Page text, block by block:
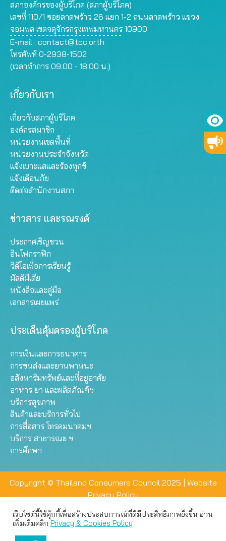
สภาองค์กรของผู้บริโภค (สภาผู้บริโภค)
เลขที่ 110/1 ซอยลาดพร้าว 26 แยก 1-2 ถนนลาดพร้าว แขวง
จอมพล เขตจตุจักรกรุงเทพมหานคร 10900
E-mail : contact@tcc.or.th
โทรศัพท์ 0-2938-1502
(เวลาทำการ 09.00 - 18.00 น.)
เกี่ยวกับเรา
เกี่ยวกับสภาผู้บริโภค
องค์กรสมาชิก
หน่วยงานเขตพื้นที่
หน่วยงานประจำจังหวัด
แจ้งเบาะแสและร้องทุกข์
แจ้งเตือนภัย
ติดต่อสำนักงานสภา
ข่าวสาร และรณรงค์
ประกาศเชิญชวน
อินโฟกราฟิก
วิดีโอเพื่อการเรียนรู้
มัลติมีเดีย
หนังสือและคู่มือ
เอกสารเผยแพร่
ประเด็นคุ้มครองผู้บริโภค
การเงินและการธนาคาร
การขนส่งและยานพาหนะ
อสังหาริมทรัพย์และที่อยู่อาศัย
อาหาร ยา และผลิตภัณฑ์ฯ
บริการสุขภาพ
สินค้าและบริการทั่วไป
การสื่อสาร โทรคมนาคมฯ
บริการ สาธารณะ ฯ
การศึกษา
Copyright © Thailand Consumers Council 2025 | Website
Privacy Policy
เว็บไซต์นี้ใช้คุ้กกี้เพื่อสร้างประสบการณ์ที่ดีมีประสิทธิภาพยิ่งขึ้น อ่าน
เพิ่มเติมคลิกPrivacy & Cookies Policy
เว็บไซต์นี้ใช้คุกกี้เพื่อมอบประสบการณ์การใช้งานที่ดีให้แก่ท่าน คุณ
สามารถเลือกตั้งค่าความเป็นส่วนตัวได้